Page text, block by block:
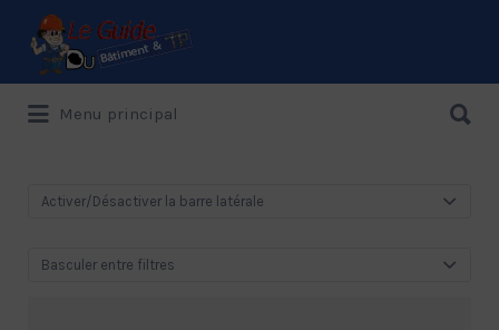
Le Guide de référence depuis 1995
Rechercher:
Menu principal
Activer/Désactiver la barre latérale
Basculer entre filtres